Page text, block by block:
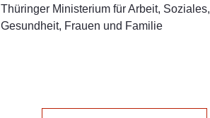
Thüringer Ministerium für Arbeit, Soziales,
Gesundheit, Frauen und Familie